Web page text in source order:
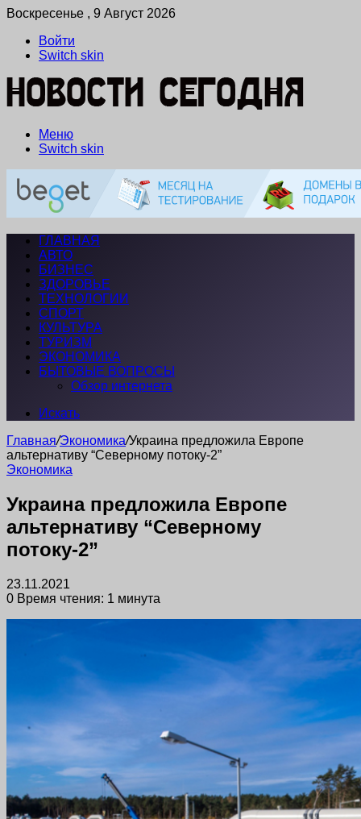
Воскресенье , 9 Август 2026
Войти
Switch skin
Меню
Switch skin
ГЛАВНАЯ
АВТО
БИЗНЕС
ЗДОРОВЬЕ
ТЕХНОЛОГИИ
СПОРТ
КУЛЬТУРА
ТУРИЗМ
ЭКОНОМИКА
БЫТОВЫЕ ВОПРОСЫ
Обзор интернета
Искать
Главная/Экономика/Украина предложила Европе
альтернативу “Северному потоку-2”
Экономика
Украина предложила Европе
альтернативу “Северному
потоку-2”
23.11.2021
0 Время чтения: 1 минута